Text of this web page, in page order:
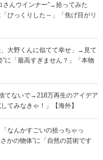
さんウインナー”→拾ってみた
っくりした～」「焦げ目がリ
大野くんに似てて幸せ」→見て
「最高すぎません？」「本物
てないで→218万再生のアイデア
てみなきゃ！」【海外】
なんかすごいの拾っちゃっ
かの物体”に「自然の芸術です